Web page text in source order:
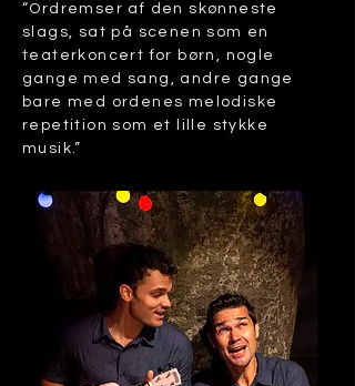
“Ordremser af den skønneste
slags, sat på scenen som en
teaterkoncert for børn, nogle
gange med sang, andre gange
bare med ordenes melodiske
repetition som et lille stykke
musik.”